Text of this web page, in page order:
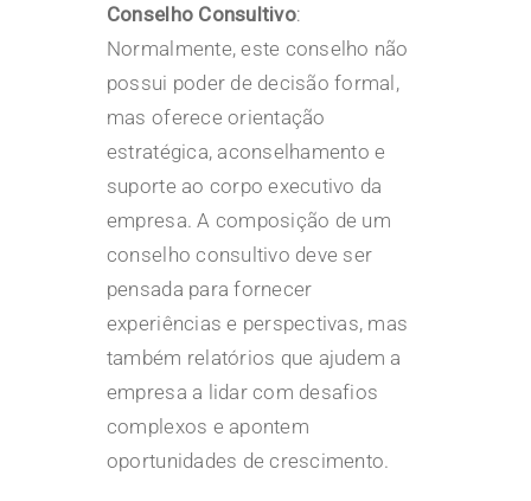
Conselho Consultivo:
Normalmente, este conselho não
possui poder de decisão formal,
mas oferece orientação
estratégica, aconselhamento e
suporte ao corpo executivo da
empresa. A composição de um
conselho consultivo deve ser
pensada para fornecer
experiências e perspectivas, mas
também relatórios que ajudem a
empresa a lidar com desafios
complexos e apontem
oportunidades de crescimento.